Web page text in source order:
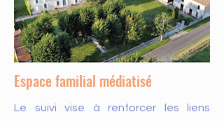
Espace familial médiatisé
Le suivi vise à renforcer les liens